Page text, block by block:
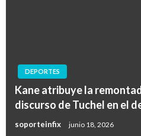
DEPORTES
Kane atribuye la
discurso de Tuchel en el
soporteinfix junio 18, 2026